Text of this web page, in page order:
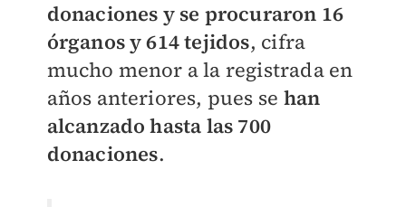
donaciones y se procuraron 16
órganos y 614 tejidos, cifra
mucho menor a la registrada en
años anteriores, pues se han
alcanzado hasta las 700
donaciones.